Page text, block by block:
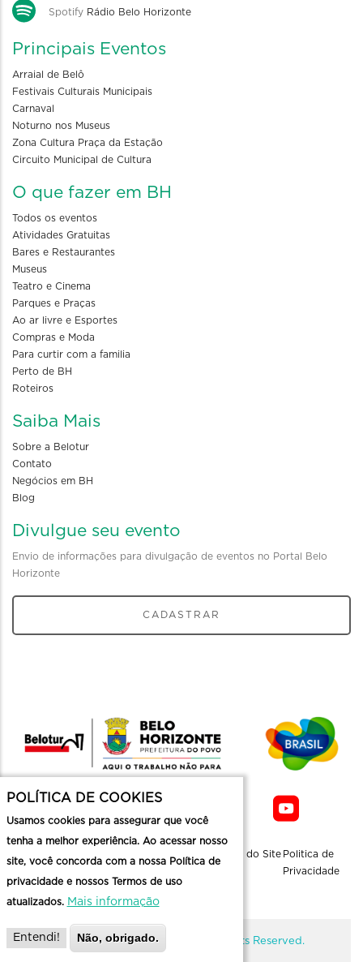
Spotify Rádio Belo Horizonte
Principais Eventos
Arraial de Belô
Festivais Culturais Municipais
Carnaval
Noturno nos Museus
Zona Cultura Praça da Estação
Circuito Municipal de Cultura
O que fazer em BH
Todos os eventos
Atividades Gratuitas
Bares e Restaurantes
Museus
Teatro e Cinema
Parques e Praças
Ao ar livre e Esportes
Compras e Moda
Para curtir com a familia
Perto de BH
Roteiros
Saiba Mais
Sobre a Belotur
Contato
Negócios em BH
Blog
Divulgue seu evento
Envio de informações para divulgação de eventos no Portal Belo
Horizonte
CADASTRAR
Mapa do Site Politica de
Privacidade
@ Copyright Belotur 2026. All Rights Reserved.
POLÍTICA DE COOKIES
Usamos cookies para assegurar que você
tenha a melhor experiência. Ao acessar nosso
site, você concorda com a nossa Política de
privacidade e nossos Termos de uso
atualizados. Mais informação
Entendi! Não, obrigado.